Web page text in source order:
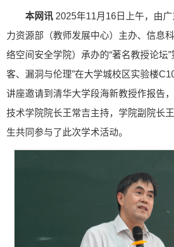
本网讯 2025年11月16日上午，由
力资源部（教师发展中心）主办、信息
络空间安全学院）承办的“著名教授论
客、漏洞与伦理”在大学城校区实验楼
讲座邀请到清华大学段海新教授作报告
技术学院院长王常吉主持，学院副院长
生共同参与了此次学术活动。